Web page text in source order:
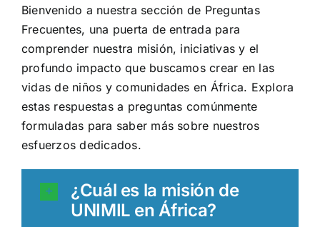
Bienvenido a nuestra sección de Preguntas
Frecuentes, una puerta de entrada para
comprender nuestra misión, iniciativas y el
profundo impacto que buscamos crear en las
vidas de niños y comunidades en África. Explora
estas respuestas a preguntas comúnmente
formuladas para saber más sobre nuestros
esfuerzos dedicados.
¿Cuál es la misión de
UNIMIL en África?